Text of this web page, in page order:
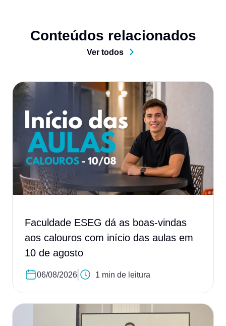
Conteúdos relacionados
Ver todos
Faculdade ESEG dá as boas-vindas
aos calouros com início das aulas em
10 de agosto
06/08/2026 1 min de leitura